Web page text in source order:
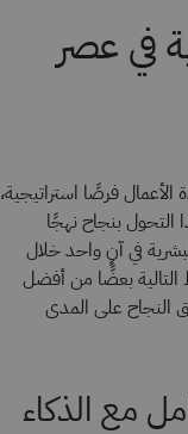
في عصر
فرصًا استراتيجية،
التحول بنجاح نهجًا
في آنٍ واحد خلال
التالية بعضًا من أفضل
النجاح على المدى
مع الذكاء